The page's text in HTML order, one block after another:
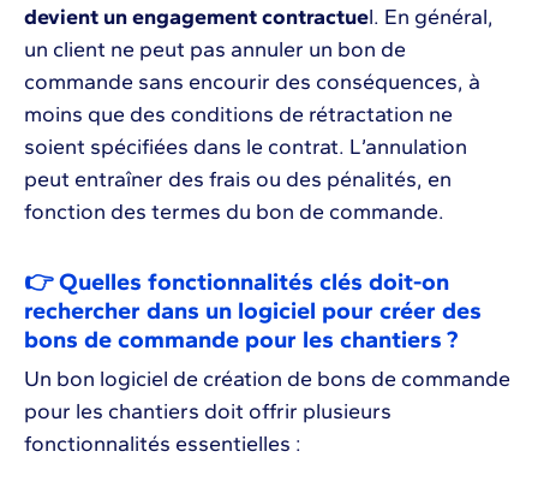
devient un engagement contractuel. En général,
un client ne peut pas annuler un bon de
commande sans encourir des conséquences, à
moins que des conditions de rétractation ne
soient spécifiées dans le contrat. L’annulation
peut entraîner des frais ou des pénalités, en
fonction des termes du bon de commande.
👉 Quelles fonctionnalités clés doit-on
rechercher dans un logiciel pour créer des
bons de commande pour les chantiers ?
Un bon logiciel de création de bons de commande
pour les chantiers doit offrir plusieurs
fonctionnalités essentielles :